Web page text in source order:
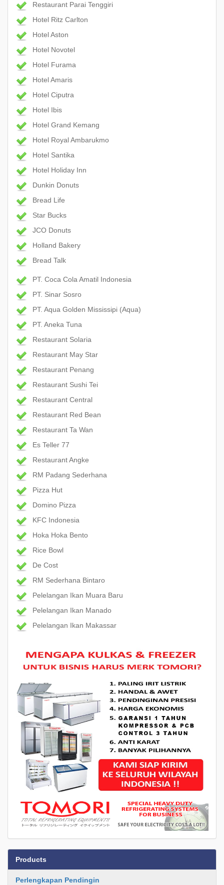
Restaurant Parai Tenggiri
Hotel Ritz Carlton
Hotel Aston
Hotel Novotel
Hotel Furama
Hotel Amaris
Hotel Ciputra
Hotel Ibis
Hotel Grand Kemang
Hotel Royal Ambarukmo
Hotel Santika
Hotel Holiday Inn
Dunkin Donuts
Bread Life
Star Bucks
JCO Donuts
Holland Bakery
Bread Talk
PT. Coca Cola Amatil Indonesia
PT. Sinar Sosro
PT. Aqua Golden Mississipi (Aqua)
PT. Aneka Tuna
Restaurant Solaria
Restaurant May Star
Restaurant Penang
Restaurant Sushi Tei
Restaurant Central
Restaurant Red Bean
Restaurant Ta Wan
Es Teller 77
Restaurant Angke
RM Padang Sederhana
Pizza Hut
Domino Pizza
KFC Indonesia
Hoka Hoka Bento
Rice Bowl
De Cost
RM Sederhana Bintaro
Pelelangan Ikan Muara Baru
Pelelangan Ikan Manado
Pelelangan Ikan Makassar
Products
Perlengkapan Pendingin